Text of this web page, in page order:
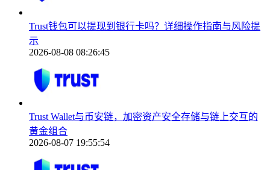
Trust钱包可以提现到银行卡吗？详细操作指南与风险提
示
2026-08-08 08:26:45
Trust Wallet与币安链，加密资产安全存储与链上交互的
黄金组合
2026-08-07 19:55:54